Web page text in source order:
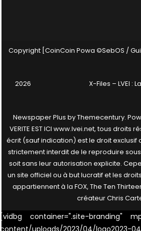
Copyright [CoinCoin Powa ©SebOS /
2026 X-Files – LVEI :
Newspaper Plus byThemecentury.
VERITE EST ICI www.lvei.net, tous droits
écrit (sauf indication) est le droit exclusif
strictement interdit de le reproduire
soit sans leur autorisation explicite.
un site officiel ou à but lucratif et les
appartiennent à la FOX, The Ten
créateur Chris
[vidbg container=".site-branding"